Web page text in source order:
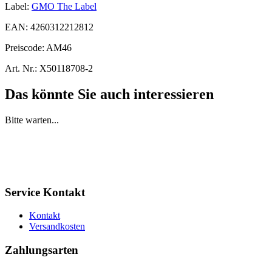
Label: GMO The Label
EAN: 4260312212812
Preiscode: AM46
Art. Nr.: X50118708-2
Das könnte Sie auch interessieren
Bitte warten...
Service Kontakt
Kontakt
Versandkosten
Zahlungsarten